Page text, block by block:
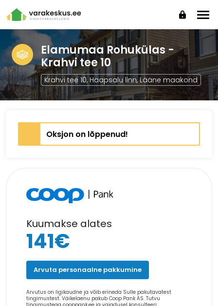
Elamumaa Rohukülas -
Krahvi tee 10
Krahvi tee 10, Haapsalu linn, Lääne maakond
Oksjon on lõppenud!
Kuumakse alates
141€
Arvuta personaalne pakkumine
Arvutus on ligikaudne ja võib erineda Sulle pakutavatest
tingimustest. Väikelaenu pakub Coop Pank AS. Tutvu